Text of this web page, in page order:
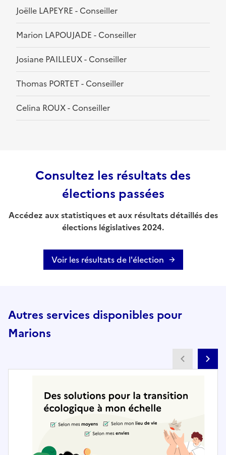
Joëlle LAPEYRE - Conseiller
Marion LAPOUJADE - Conseiller
Josiane PAILLEUX - Conseiller
Thomas PORTET - Conseiller
Celina ROUX - Conseiller
Consultez les résultats des
élections passées
Accédez aux statistiques et aux résultats détaillés des
élections législatives 2024.
Voir les résultats de l'élection
Autres services disponibles pour
Marions